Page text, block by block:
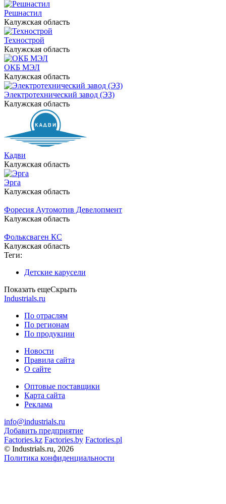
Решнастил
Калужская область
Технострой
Калужская область
ОКБ МЭЛ
Калужская область
Электротехнический завод (ЭЗ)
Калужская область
Кадви
Калужская область
Эрга
Калужская область
Форесия Аутомотив Девелопмент
Калужская область
Фольксваген КС
Калужская область
Теги:
Детские карусели
Показать ещеСкрыть
Industrials.ru
По отраслям
По регионам
По продукции
Новости
Правила сайта
О сайте
Оптовые поставщики
Карта сайта
Реклама
info@industrials.ru
Добавить предприятие
Factories.kz Factories.by Factories.pl
© Industrials.ru, 2026
Политика конфиденциальности